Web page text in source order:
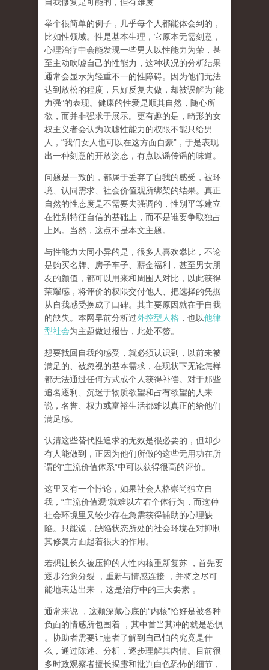
举个很简单的例子，几乎每个人都能体会到的，
比如性领域。性是基本生理，它原本无需刻意，
心理治疗中会能发现一些男人以性能力为荣，甚
至主动吹嘘自己的性能力，这种状况的分析结果
通常会显示为轻重不一的性障碍。因为他们无法
达到放松的程度，只好反复去做，却被误解为“能
力强”的表现。健康的性爱是顺其自然，随心所
欲，而并非强求于展示。更有趣的是，畸形的女
权主义者会认为吹嘘性能力的权限不能只给男
人， “我们女人也可以在这方面自豪” ，于是表现
出一种刻意的开放姿态，有点以谣传谣的味道。
问题是一致的，都属于丢弃了自我的感受，被环
境、认同需求、社会价值观所绑架的结果。真正
自然的性态度是不需要去强调的，性别平等建立
在性别特征自信的基础上，而不是谁要争取独占
上风。当然，这点不是本文主题。
与性能力大同小异的是，很多人喜欢攀比，不论
是购买名牌、房子车子、薪金福利，甚至男女朋
友的颜值，都可以用来和周围人对比，以此获得
荣耀感，将评价的权限交付他人、把选择的凭据
从自我感受换成了口碑。其主要原因就在于自我
的缺失。本网早前分析过外控型人格 ，也以他律
型社会为主题做过报告，此处不赘。
想要找回自我的感受，就必须认识到，以前未被
满足的、被忽视的基本需求，在现状下无论怎样
都无法通过任何方式或个人获得补偿。对于那些
追名逐利、沉迷于物质欲望和占有欲望的人来
说，名誉、权力或富裕生活都难以真正的给他们
满足感。
认清这些替代性追求的无效是很必要的，但却少
有人能做到，正因为他们所做的这些无用功在所
谓的“主流价值体系”中可以获得很高的评价。
这里又有一个悖论，如果社会人格崇尚独立自
我， “主流价值观”就难以左右个体行为，而这种
社会环境里又较少存在急需获得辅助的心理缺
陷。只能说， 缺陷状态所处的社会环境在对抑制
其修复方面起着很大的作用。
若想让长久被压抑的人性内核重新复苏
，首先要
逐步治愈分裂
，重新与情感连接
，并将之尽可
能地表达出来
，这是治疗中的三大要素 。
通常来说 ，这颗深藏心底的“内核”恰好是被各种
负面的情感所包围着
，其中首当其冲的就是恐惧
。协助者需要让患者了解到自己怕的究竟是什
么，通过陈述、分析，逐步理解其内情。目前很
多时政观察者擅长揭露和批判白色恐怖的细节，